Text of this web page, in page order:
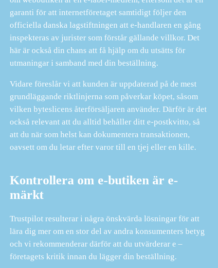
garanti för att internetföretaget samtidigt följer den
officiella danska lagstiftningen att e-handlaren en gång
inspekteras av jurister som förstår gällande villkor. Det
här är också din chans att få hjälp om du utsätts för
utmaningar i samband med din beställning.
Vidare föreslår vi att kunden är uppdaterad på de mest
grundläggande riktlinjerna som påverkar köpet, såsom
vilken byteslicens återförsäljaren använder. Därför är det
också relevant att du alltid behåller ditt e-postkvitto, så
att du när som helst kan dokumentera transaktionen,
oavsett om du letar efter varor till en tjej eller en kille.
Kontrollera om e-butiken är e-
märkt
Trustpilot resulterar i några önskvärda lösningar för att
lära dig mer om en stor del av andra konsumenters betyg
och vi rekommenderar därför att du utvärderar e –
företagets kritik innan du lägger din beställning.